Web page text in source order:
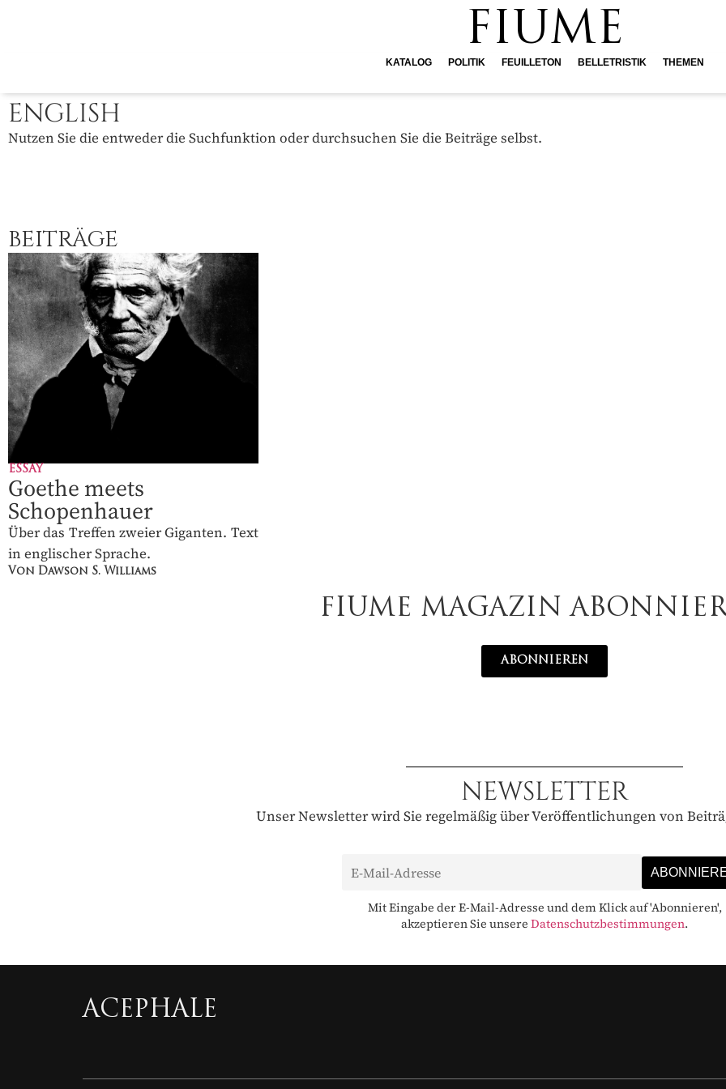
FIUME
KATALOG POLITIK FEUILLETON BELLETRISTIK THEMEN
ENGLISH
Nutzen Sie die entweder die Suchfunktion oder durchsuchen Sie die Beiträge selbst.
BEITRÄGE
ESSAY
Goethe meets
Schopenhauer
Über das Treffen zweier Giganten. Text
in englischer Sprache.
Von Dawson S. Williams
FIUME MAGAZIN
ABONNIEREN
NEWSLETTER
Unser Newsletter wird Sie regelmäßig über Veröffentlichungen von
Mit Eingabe der E-Mail-Adresse und dem Klick auf 'Abonnieren',
akzeptieren Sie unsere Datenschutzbestimmungen.
ACEPHALE